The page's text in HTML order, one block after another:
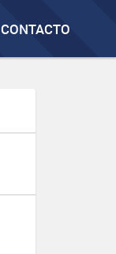
CONTACTO